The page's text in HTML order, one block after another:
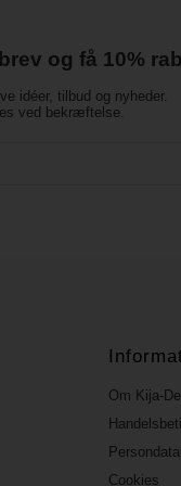
og få 10%
idéer, tilbud og nyheder.
ved bekræftelse.
Om Kija-
Cookies